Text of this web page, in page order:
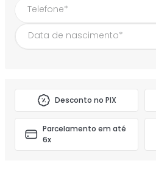
Desconto no PIX
Parcelamento em até
6x